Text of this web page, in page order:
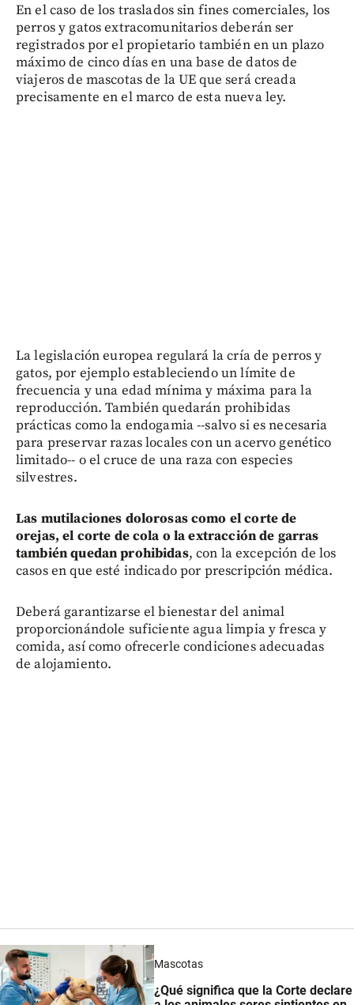
En el caso de los traslados sin fines comerciales, los
perros y gatos extracomunitarios deberán ser
registrados por el propietario también en un plazo
máximo de cinco días en una base de datos de
viajeros de mascotas de la UE que será creada
precisamente en el marco de esta nueva ley.
La legislación europea regulará la cría de perros y
gatos, por ejemplo estableciendo un límite de
frecuencia y una edad mínima y máxima para la
reproducción. También quedarán prohibidas
prácticas como la endogamia --salvo si es necesaria
para preservar razas locales con un acervo genético
limitado-- o el cruce de una raza con especies
silvestres.
Las mutilaciones dolorosas como el corte de
orejas, el corte de cola o la extracción de garras
también quedan prohibidas, con la excepción de los
casos en que esté indicado por prescripción médica.
Deberá garantizarse el bienestar del animal
proporcionándole suficiente agua limpia y fresca y
comida, así como ofrecerle condiciones adecuadas
de alojamiento.
Mascotas
¿Qué significa que la Corte declare